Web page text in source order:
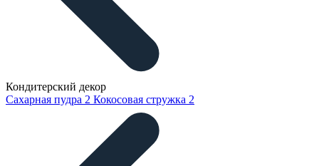
Кондитерский декор
Сахарная пудра 2 Кокосовая стружка 2